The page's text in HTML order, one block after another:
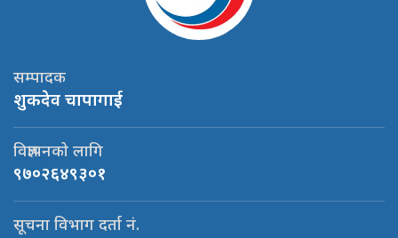
सम्पादक
शुकदेव चापागाई
विज्ञापनको लागि
९७०२६४९३०१
सूचना विभाग दर्ता नं.